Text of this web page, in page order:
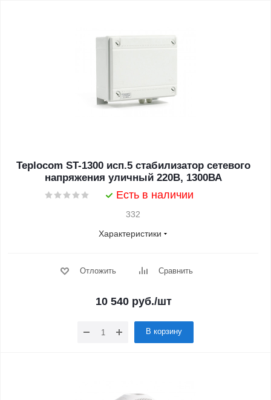
Teplocom ST-1300 исп.5 стабилизатор сетевого
напряжения уличный 220В, 1300ВА
Есть в наличии
332
Характеристики
Отложить Сравнить
10 540руб./шт
В корзину